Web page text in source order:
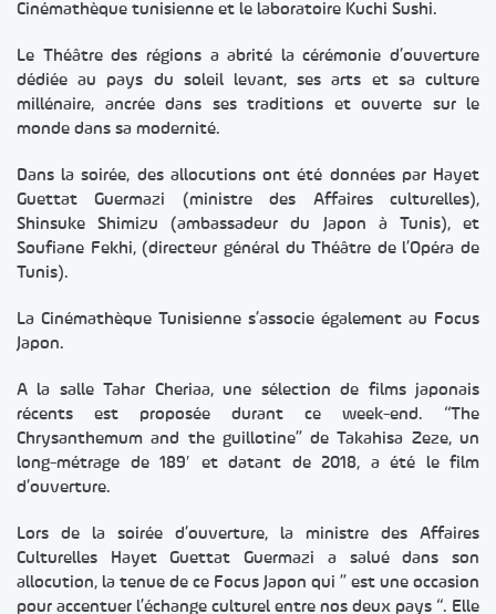
Cinémathèque tunisienne et le laboratoire Kuchi Sushi.
Le Théâtre des régions a abrité la cérémonie d’ouverture
dédiée au pays du soleil levant, ses arts et sa culture
millénaire, ancrée dans ses traditions et ouverte sur le
monde dans sa modernité.
Dans la soirée, des allocutions ont été données par Hayet
Guettat Guermazi (ministre des Affaires culturelles),
Shinsuke Shimizu (ambassadeur du Japon à Tunis), et
Soufiane Fekhi, (directeur général du Théâtre de l’Opéra de
Tunis).
La Cinémathèque Tunisienne s’associe également au Focus
Japon.
A la salle Tahar Cheriaa, une sélection de films japonais
récents est proposée durant ce week-end. “The
Chrysanthemum and the guillotine” de Takahisa Zeze, un
long-métrage de 189′ et datant de 2018, a été le film
d’ouverture.
Lors de la soirée d’ouverture, la ministre des Affaires
Culturelles Hayet Guettat Guermazi a salué dans son
allocution, la tenue de ce Focus Japon qui ” est une occasion
pour accentuer l’échange culturel entre nos deux pays “. Elle